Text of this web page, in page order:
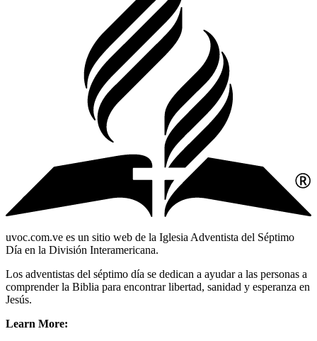
uvoc.com.ve es un sitio web de la Iglesia Adventista del Séptimo
Día en la División Interamericana.
Los adventistas del séptimo día se dedican a ayudar a las personas a
comprender la Biblia para encontrar libertad, sanidad y esperanza en
Jesús.
Learn More: